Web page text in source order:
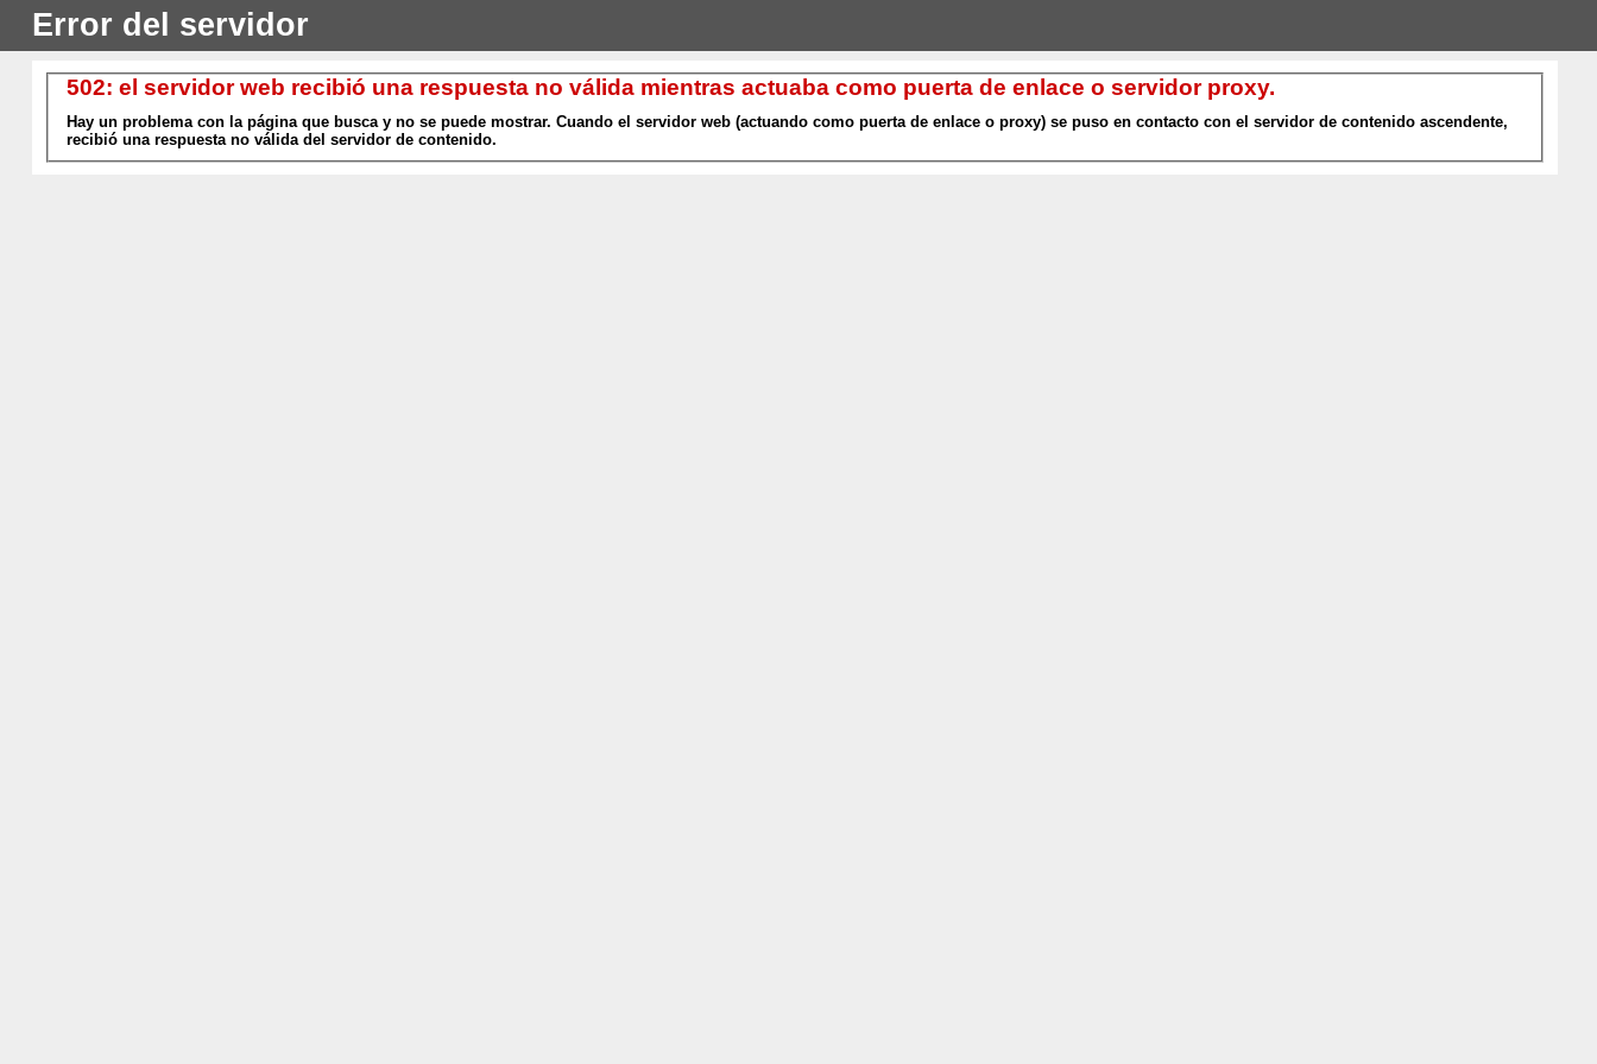
Error del servidor
502: el servidor web recibió una respuesta no válida mientras actuaba como puerta de enlace o servidor proxy.
Hay un problema con la página que busca y no se puede mostrar. Cuando el servidor web (actuando como puerta de enlace o proxy) se puso en contacto con el servidor de contenido ascendente,
recibió una respuesta no válida del servidor de contenido.